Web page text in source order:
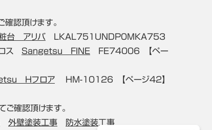
認頂けます。
台 アリバ LKAL751UNDP0MKA753
ス Sangetsu FINE FE74006 【ペー
Hフロア HM-10126 【ページ42】
確認頂けます。
外壁塗装工事
防水塗装工事